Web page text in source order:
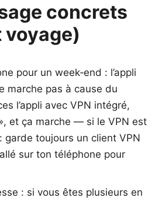
concrets
voyage)
pour un week‑end : l’appli
marche pas à cause du
l’appli avec VPN intégré,
et ça marche — si le VPN est
garde toujours un client VPN
sur ton téléphone pour
: si vous êtes plusieurs en